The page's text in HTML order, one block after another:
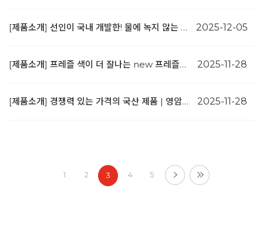
[제품소개] 선인이 국내 개발한! 물에 녹지 않는 데코코코아 2025-12-05
[제품소개] 프레즐 색이 더 잘나는 new 프레즐소다! 2025-11-28
[제품소개] 경쟁력 있는 가격의 국산 제품 | 영암 반건조 무화과 2025-11-28
1 2 3 4 5